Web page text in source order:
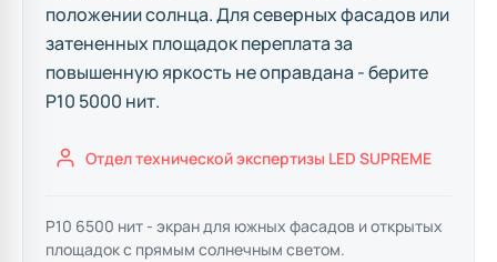
положении солнца. Для северных фасадов или
затененных площадок переплата за
повышенную яркость не оправдана - берите
P10 5000 нит.
Отдел технической экспертизы LED SUPREME
P10 6500 нит - экран для южных фасадов и открытых
площадок с прямым солнечным светом.